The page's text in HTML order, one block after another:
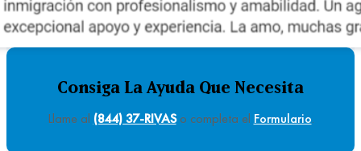
Consiga La Ayuda Que Necesita
Llame al (844) 37-RIVASo completa el Formulario.